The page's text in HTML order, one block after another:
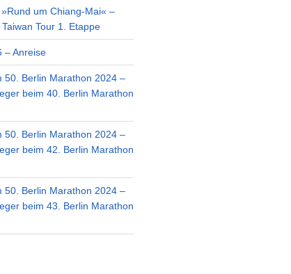
um Chiang-Mai« –
Tour 1. Etappe
– Anreise
50. Berlin Marathon 2024 –
beim 40. Berlin Marathon
50. Berlin Marathon 2024 –
beim 42. Berlin Marathon
50. Berlin Marathon 2024 –
beim 43. Berlin Marathon